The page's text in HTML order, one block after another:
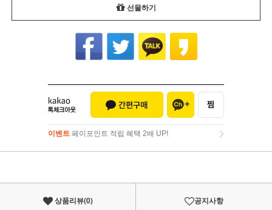
선물하기
이벤트 페이포인트 적립 혜택 2배 UP!
이벤트페이포인트 적립 혜택 2배 UP!
상품리뷰(0) 공지사항